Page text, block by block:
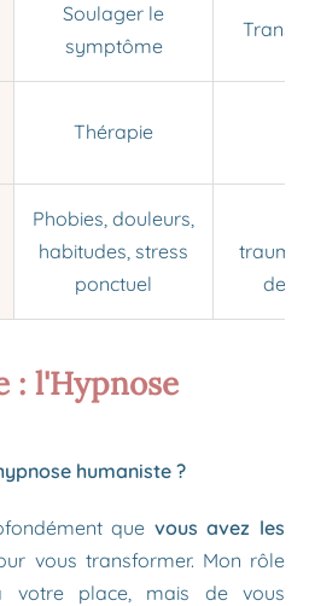
Soulager le
symptôme
Thérapie
Phobies, douleurs,
habitudes, stress
ponctuel
: l'Hypnose
humaniste ?
que vous avez les
vous transformer. Mon rôle
votre place, mais de vous